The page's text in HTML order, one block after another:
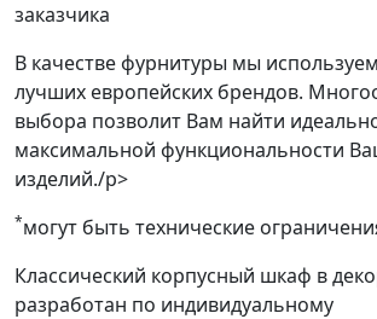
заказчика
В качестве фурнитуры мы
лучших европейских брендов.
выбора позволит Вам найти
максимальной функциональности
изделий./p>
*могут быть технические
Классический корпусный шкаф в
разработан по индивидуальному